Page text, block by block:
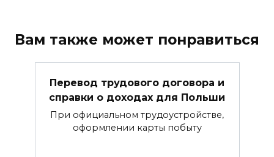
Вам также может понравиться
Перевод трудового договора и
справки о доходах для Польши
При официальном трудоустройстве,
оформлении карты побыту